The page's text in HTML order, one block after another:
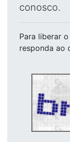
conosco.
Para liberar
responda ao